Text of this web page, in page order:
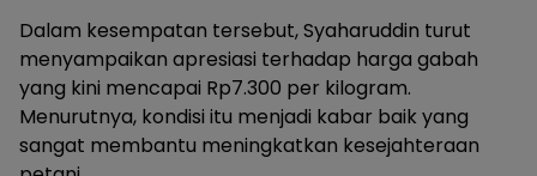
Dalam kesempatan tersebut, Syaharuddin turut
menyampaikan apresiasi terhadap harga gabah
yang kini mencapai Rp7.300 per kilogram.
Menurutnya, kondisi itu menjadi kabar baik yang
sangat membantu meningkatkan kesejahteraan